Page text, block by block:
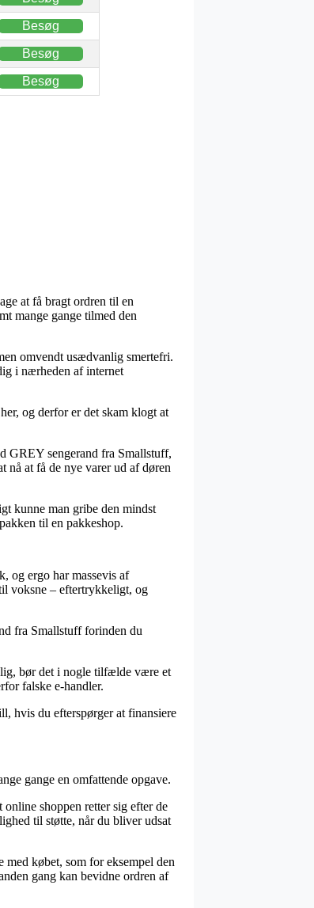
Besøg
Besøg
Besøg
at få bragt ordren til en
mange gange tilmed den
omvendt usædvanlig smertefri.
i nærheden af internet
og derfor er det skam klogt at
GREY sengerand fra Smallstuff,
nå at få de nye varer ud af døren
kunne man gribe den mindst
til en pakkeshop.
og ergo har massevis af
voksne – eftertrykkeligt, og
fra Smallstuff forinden du
bør det i nogle tilfælde være et
falske e-handler.
hvis du efterspørger at finansiere
gange en omfattende opgave.
shoppen retter sig efter de
til støtte, når du bliver udsat
købet, som for eksempel den
gang kan bevidne ordren af